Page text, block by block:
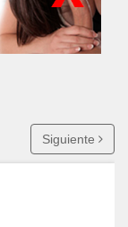
Siguiente